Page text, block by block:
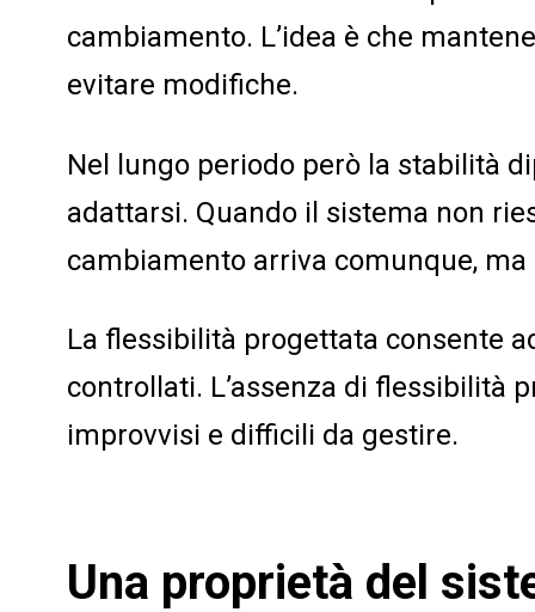
cambiamento. L’idea è che
evitare modifiche.
Nel lungo periodo però la stabilità
adattarsi. Quando il sistema non
cambiamento arriva comunque,
La flessibilità progettata consente
controllati. L’assenza di flessibilità
improvvisi e difficili da gestire.
Una proprietà del